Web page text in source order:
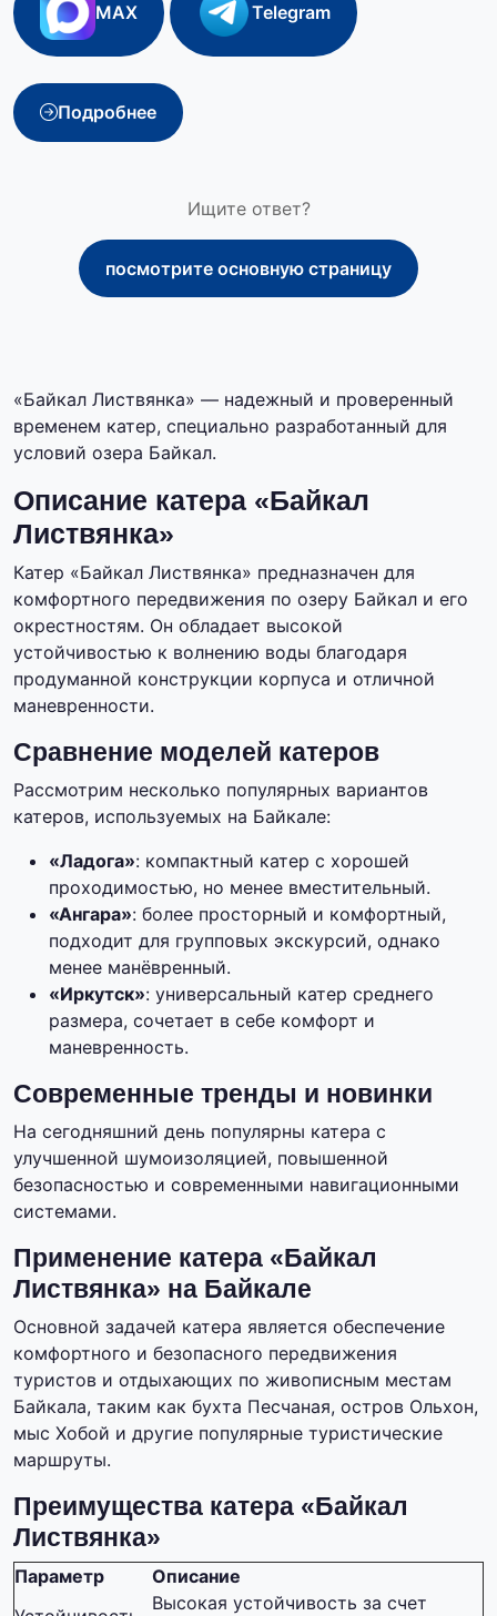
MAX Telegram
Подробнее
Ищите ответ?
посмотрите основную страницу
«Байкал Листвянка» — надежный и проверенный
временем катер, специально разработанный для
условий озера Байкал.
Описание катера «Байкал
Листвянка»
Катер «Байкал Листвянка» предназначен для
комфортного передвижения по озеру Байкал и его
окрестностям. Он обладает высокой
устойчивостью к волнению воды благодаря
продуманной конструкции корпуса и отличной
маневренности.
Сравнение моделей катеров
Рассмотрим несколько популярных вариантов
катеров, используемых на Байкале:
«Ладога»: компактный катер с хорошей
проходимостью, но менее вместительный.
«Ангара»: более просторный и комфортный,
подходит для групповых экскурсий, однако
менее манёвренный.
«Иркутск»: универсальный катер среднего
размера, сочетает в себе комфорт и
маневренность.
Современные тренды и новинки
На сегодняшний день популярны катера с
улучшенной шумоизоляцией, повышенной
безопасностью и современными навигационными
системами.
Применение катера «Байкал
Листвянка» на Байкале
Основной задачей катера является обеспечение
комфортного и безопасного передвижения
туристов и отдыхающих по живописным местам
Байкала, таким как бухта Песчаная, остров Ольхон,
мыс Хобой и другие популярные туристические
маршруты.
Преимущества катера «Байкал
Листвянка»
Параметр
Описание
Высокая устойчивость за счет